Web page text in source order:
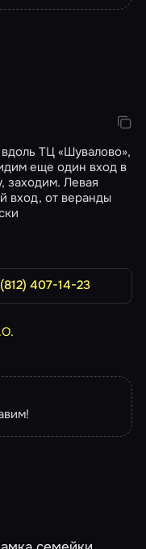
ТЦ «Шувалово»,
еще один вход в
заходим. Левая
вход, от веранды
407-14-23